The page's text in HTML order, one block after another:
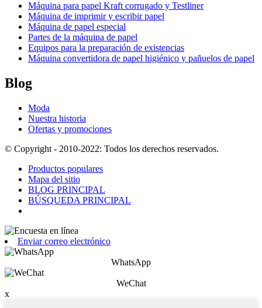
Máquina para papel Kraft corrugado y Testliner
Máquina de imprimir y escribir papel
Máquina de papel especial
Partes de la máquina de papel
Equipos para la preparación de existencias
Máquina convertidora de papel higiénico y pañuelos de papel
Blog
Moda
Nuestra historia
Ofertas y promociones
© Copyright - 2010-2022: Todos los derechos reservados.
Productos populares
Mapa del sitio
BLOG PRINCIPAL
BÚSQUEDA PRINCIPAL
Enviar correo electrónico
WhatsApp
WeChat
x